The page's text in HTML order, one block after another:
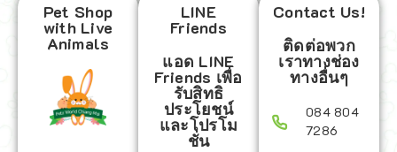
Pet Shop
with Live
Animals
LINE
Friends
แอด LINE
Friends เพื่อ
รับสิทธิ
ประโยชน์
และโปรโม
ชั่น
Contact Us!
ติดต่อพวก
เราทางช่อง
ทางอื่นๆ
084 804
7286